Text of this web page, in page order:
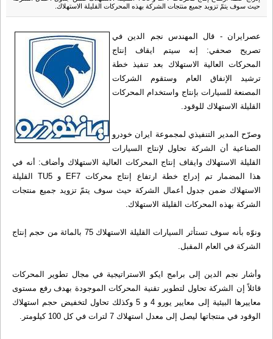
حيث سوف يتمّ تزويد جميع منتجات الشركة بهذه المحركات القليلة الاستهلاك.
عصرایران - قال المهندس نجم الدين في
تصريح صحفي: إنه سيتم ايقاف إنتاج
المحركات العالية الاستهلاك بعد تنفيذ خطة
ترشيد الإنفاق العام وستقوم الشركات
المصنعة للسيارات بإنتاج واستخدام المحركات
القليلة الاستهلاك للوقود.
وصرّح المدير التنفيذي لمجموعة ايران خودرو
الصناعية أن الشركة تحاول لإنتاج السيارات
القليلة الاستهلاك وايقاف إنتاج المحركات العالية الاستهلاك وأضاف: أنه في
هذا المضمار تم إدراج خطة ارتفاع إنتاج محركات EF7 و TU5 القليلة
الاستهلاك ضمن جدول أعمال الشركة حيث سوف يتمّ تزويد جميع منتجات
الشركة بهذه المحركات القليلة الاستهلاك.
ونوّه بأنه سوف تستأثر السيارات القليلة الاستهلاك 75 بالمائة من حجم إنتاج
الشركة في العام المقبل.
وأشار نجم الدين إلى برامج ايكو الاستراتيجية في مجال تطوير المحركات
قائلاً إن الشركة تحاول لتطوير تقنية المحركات الموجودة بهدف رفع مستوى
معاييرها البيئية إلى معايير يورو 4 و 5 وكذلك تحاول لتخفيض حجم استهلاك
الوقود في منتجاتها ليصل إلى معدل استهلاك 7 لترات في كل 100 كيلومتر.